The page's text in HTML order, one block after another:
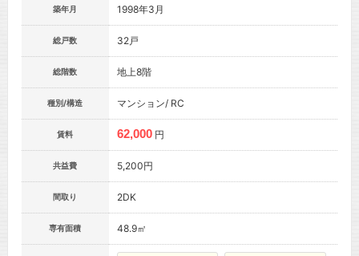
築年月 1998年3月
総戸数 32戸
総階数 地上8階
種別/構造 マンション/ RC
賃料 62,000 円
共益費 5,200円
間取り 2DK
専有面積 48.9㎡